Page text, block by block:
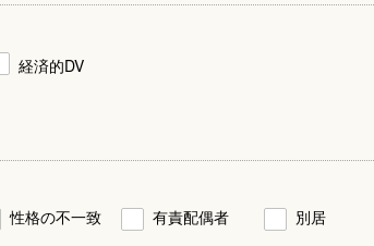
経済的DV
性格の不一致 有責配偶者
別居